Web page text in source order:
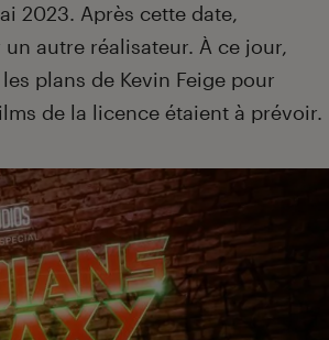
2023. Après cette date,
autre réalisateur. À ce jour,
plans de Kevin Feige pour
de la licence étaient à prévoir.